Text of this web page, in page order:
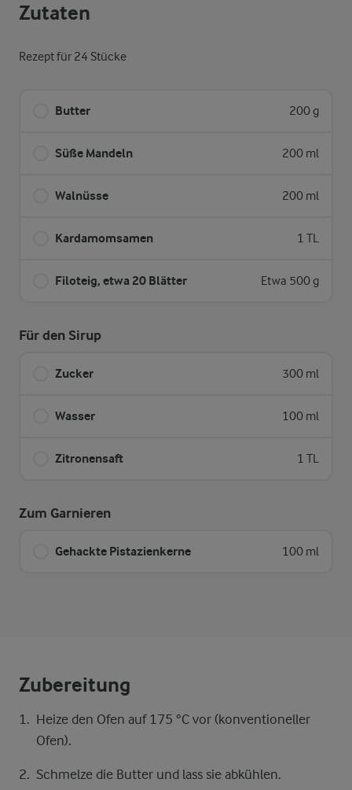
Zutaten
Rezept für 24 Stücke
Butter 200 g
Süße Mandeln 200 ml
Walnüsse 200 ml
Kardamomsamen 1 TL
Filoteig, etwa 20 Blätter Etwa 500 g
Für den Sirup
Zucker 300 ml
Wasser 100 ml
Zitronensaft 1 TL
Zum Garnieren
Gehackte Pistazienkerne 100 ml
Zubereitung
Heize den Ofen auf 175 °C vor (konventioneller
Ofen).
Schmelze die Butter und lass sie abkühlen.